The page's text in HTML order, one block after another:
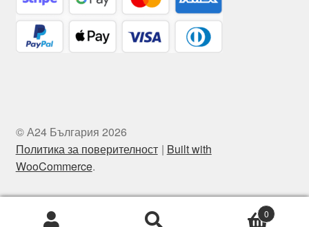
© А24 България 2026
Политика за поверителност
Built with
WooCommerce.
Търсене
Търсене
0